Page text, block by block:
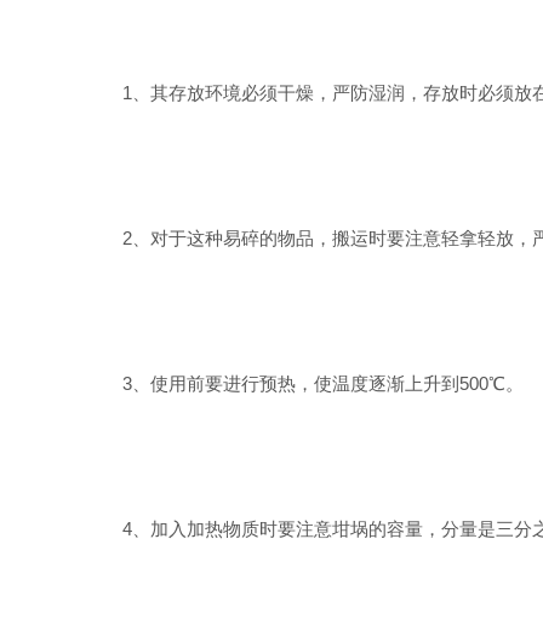
1、其存放环境必须干燥，严防湿润，存放时必须放
2、对于这种易碎的物品，搬运时要注意轻拿轻放，
3、使用前要进行预热，使温度逐渐上升到500℃。
4、加入加热物质时要注意坩埚的容量，分量是三分